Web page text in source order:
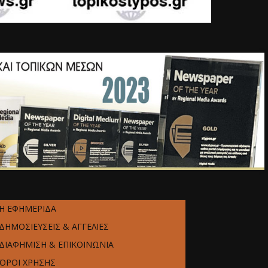
ΕΦΗΜΕΡΙΔΑ
& ΑΓΓΕΛΙΕΣ
& ΕΠΙΚΟΙΝΩΝΙΑ
ΧΡΗΣΗΣ